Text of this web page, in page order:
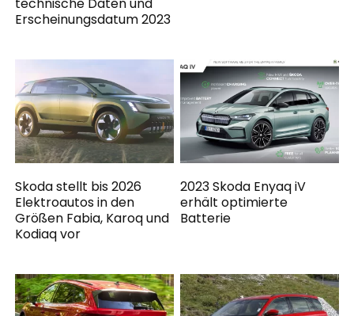
Erscheinungsdatum 2023
Skoda stellt bis 2026
Elektroautos in den
Größen Fabia, Karoq und
Kodiaq vor
2023 Skoda Enyaq iV
erhält optimierte
Batterie